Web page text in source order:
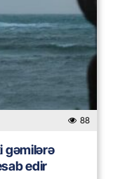
88
gəmilərə
edir